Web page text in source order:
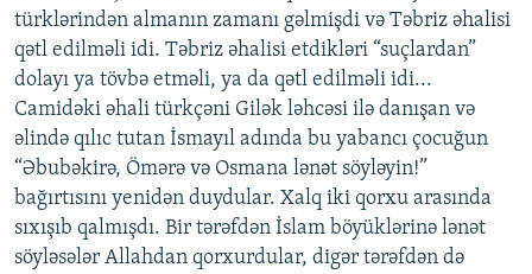
türklərindən almanın zamanı gəlmişdi və Təbriz əhalisi
qətl edilməli idi. Təbriz əhalisi etdikləri “suçlardan”
dolayı ya tövbə etməli, ya da qətl edilməli idi...
Camidəki əhali türkçəni Gilək ləhcəsi ilə danışan və
əlində qılıc tutan İsmayıl adında bu yabancı çocuğun
“Əbubəkirə, Ömərə və Osmana lənət söyləyin!”
bağırtısını yenidən duydular. Xalq iki qorxu arasında
sıxışıb qalmışdı. Bir tərəfdən İslam böyüklərinə lənət
söyləsələr Allahdan qorxurdular, digər tərəfdən də